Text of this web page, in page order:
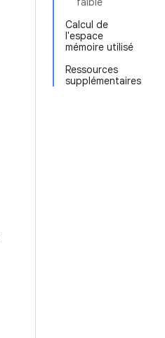
Calcul de
l'espace
mémoire utilisé
Ressources
supplémentaires